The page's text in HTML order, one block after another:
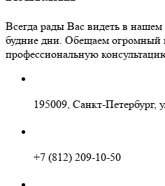
Всегда рады Вас видеть в
будние дни. Обещаем огромный
профессиональную
195009, Санкт-Петербург,
+7 (812) 209-10-50